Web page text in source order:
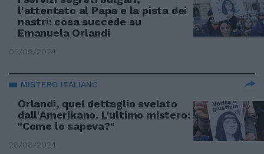
l'attentato al Papa e la pista dei
nastri: cosa succede su
Emanuela Orlandi
05/09/2024
MISTERO ITALIANO
Orlandi, quel dettaglio svelato
dall'Amerikano. L'ultimo mistero:
"Come lo sapeva?"
28/08/2024